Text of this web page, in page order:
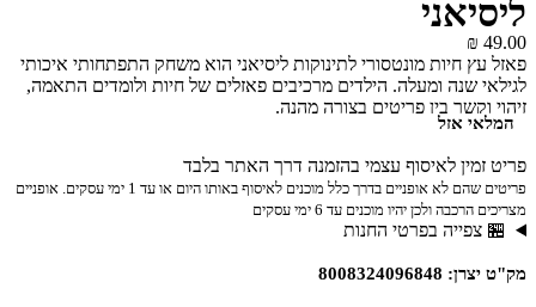
ליסיאני
₪ 49.00
פאזל עץ חיות מונטסורי לתינוקות ליסיאני הוא משחק התפתחותי איכותי
לגילאי שנה ומעלה. הילדים מרכיבים פאזלים של חיות ולומדים התאמה,
זיהוי וקשר בין פריטים בצורה מהנה.
המלאי אזל
פריט זמין לאיסוף עצמי בהזמנה דרך האתר בלבד
פריטים שהם לא אופניים בדרך כלל מוכנים לאיסוף באותו היום או עד 1 ימי עסקים. אופניים
מצריכים הרכבה ולכן יהיו מוכנים עד 6 ימי עסקים
🏪 צפייה בפרטי החנות
מק"ט יצרן: 8008324096848